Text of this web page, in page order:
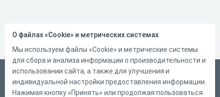
Русский
Справка
О файлах «Cookie» и метрических системах
Мы используем файлы «Cookie» и метрические системы
для сбора и анализа информации о производительности и
использовании сайта, а также для улучшения и
индивидуальной настройки предоставления информации.
Нажимая кнопку «Принять» или продолжая пользоваться